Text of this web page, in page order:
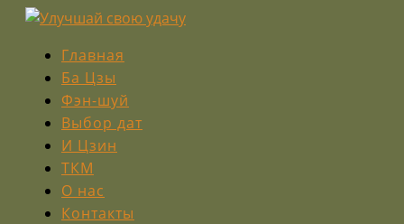
Главная
Ба Цзы
Фэн-шуй
Выбор дат
И Цзин
ТКМ
О нас
Контакты